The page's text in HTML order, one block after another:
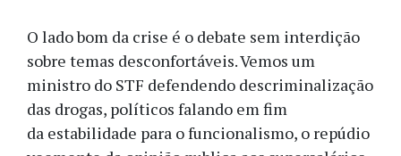
O lado bom da crise é o debate sem interdição
sobre temas desconfortáveis. Vemos um
ministro do STF defendendo descriminalização
das drogas, políticos falando em fim
da estabilidade para o funcionalismo, o repúdio